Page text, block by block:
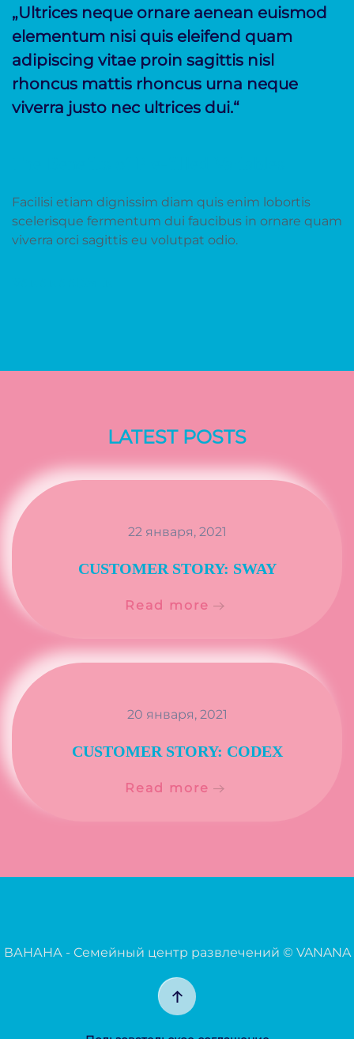
„Ultrices neque ornare aenean euismod
elementum nisi quis eleifend quam
adipiscing vitae proin sagittis nisl
rhoncus mattis rhoncus urna neque
viverra justo nec ultrices dui.“
Facilisi etiam dignissim diam quis enim lobortis
scelerisque fermentum dui faucibus in ornare quam
viverra orci sagittis eu volutpat odio.
LATEST POSTS
22 января, 2021
CUSTOMER STORY: SWAY
Read more
20 января, 2021
CUSTOMER STORY: CODEX
Read more
ВАНАНА - Семейный центр развлечений © VANANA